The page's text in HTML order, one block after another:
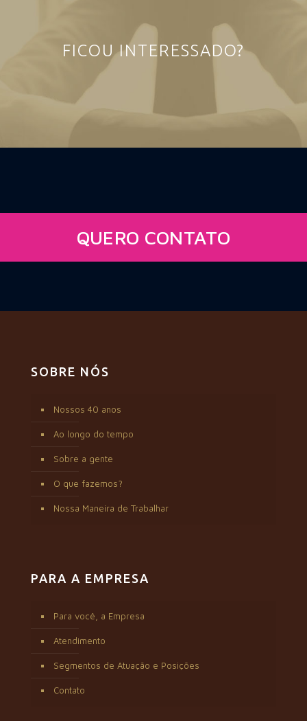
FICOU INTERESSADO?
QUERO CONTATO
SOBRE NÓS
Nossos 40 anos
Ao longo do tempo
Sobre a gente
O que fazemos?
Nossa Maneira de Trabalhar
PARA A EMPRESA
Para você, a Empresa
Atendimento
Segmentos de Atuação e Posições
Contato